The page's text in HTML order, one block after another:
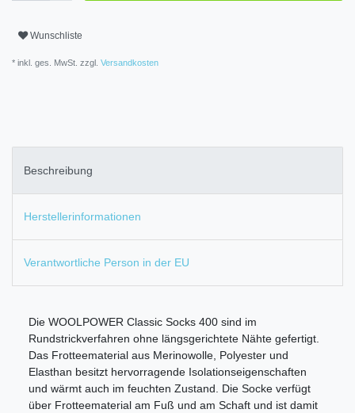
Wunschliste
* inkl. ges. MwSt. zzgl. Versandkosten
Beschreibung
Herstellerinformationen
Verantwortliche Person in der EU
Die WOOLPOWER Classic Socks 400 sind im
Rundstrickverfahren ohne längsgerichtete Nähte gefertigt.
Das Frotteematerial aus Merinowolle, Polyester und
Elasthan besitzt hervorragende Isolationseigenschaften
und wärmt auch im feuchten Zustand. Die Socke verfügt
über Frotteematerial am Fuß und am Schaft und ist damit